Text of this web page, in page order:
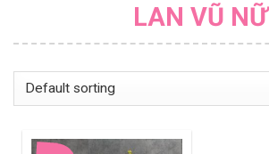
LAN VŨ NỮ